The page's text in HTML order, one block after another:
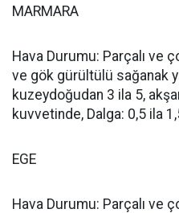
MARMARA
Hava Durumu: Parçalı ve
ve gök gürültülü sağanak
kuzeydoğudan 3 ila 5,
kuvvetinde, Dalga: 0,5 ila
EGE
Hava Durumu: Parçalı ve